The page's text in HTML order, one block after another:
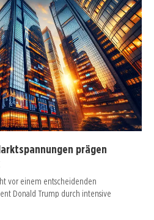
prägen
vor einem entscheidenden
Donald Trump durch intensive